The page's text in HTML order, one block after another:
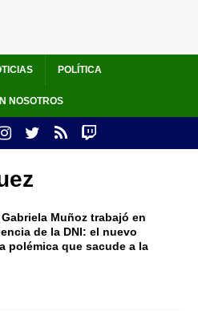
POLÍTICA
NOSOTROS
Muñoz trabajó en
de la DNI: el nuevo
polémica que sacude a la